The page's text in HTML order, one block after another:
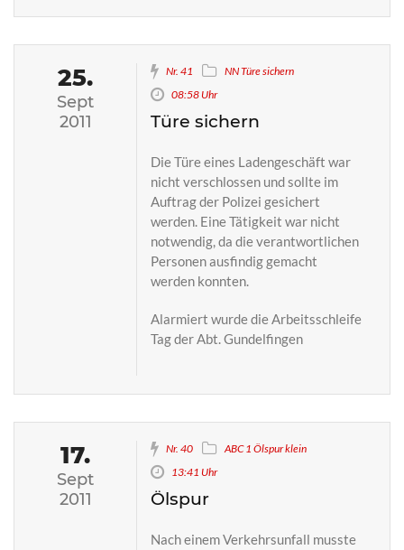
25.
Sept
2011
Nr. 41
NN Türe sichern
08:58 Uhr
Türe sichern
Die Türe eines Ladengeschäft war
nicht verschlossen und sollte im
Auftrag der Polizei gesichert
werden. Eine Tätigkeit war nicht
notwendig, da die verantwortlichen
Personen ausfindig gemacht
werden konnten.
Alarmiert wurde die Arbeitsschleife
Tag der Abt. Gundelfingen
17.
Sept
2011
Nr. 40
ABC 1 Ölspur klein
13:41 Uhr
Ölspur
Nach einem Verkehrsunfall musste